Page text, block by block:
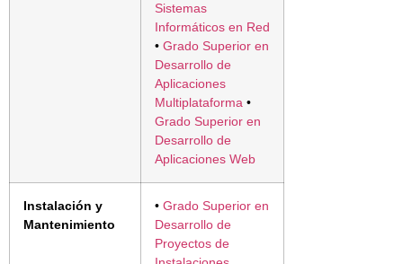
Sistemas
Informáticos en Red
• Grado Superior en
Desarrollo de
Aplicaciones
Multiplataforma •
Grado Superior en
Desarrollo de
Aplicaciones Web
Instalación y
Mantenimiento
• Grado Superior en
Desarrollo de
Proyectos de